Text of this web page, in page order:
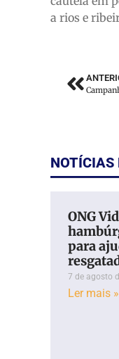
a rios e
NOTÍCIAS
ONG
para
7 de agosto
Ler mais »